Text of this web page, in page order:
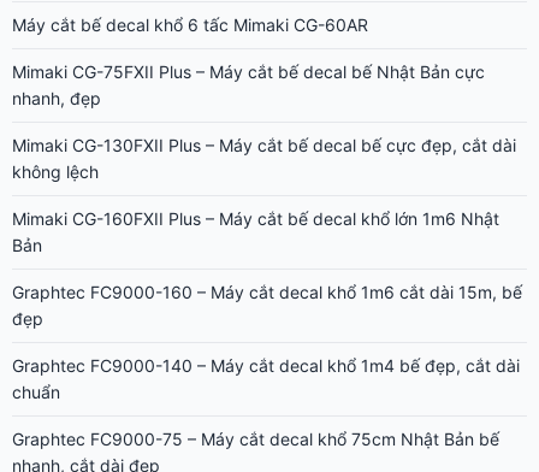
Máy cắt bế decal khổ 6 tấc Mimaki CG-60AR
Mimaki CG-75FXII Plus – Máy cắt bế decal bế Nhật Bản cực
nhanh, đẹp
Mimaki CG-130FXII Plus – Máy cắt bế decal bế cực đẹp, cắt dài
không lệch
Mimaki CG-160FXII Plus – Máy cắt bế decal khổ lớn 1m6 Nhật
Bản
Graphtec FC9000-160 – Máy cắt decal khổ 1m6 cắt dài 15m, bế
đẹp
Graphtec FC9000-140 – Máy cắt decal khổ 1m4 bế đẹp, cắt dài
chuẩn
Graphtec FC9000-75 – Máy cắt decal khổ 75cm Nhật Bản bế
nhanh, cắt dài đẹp